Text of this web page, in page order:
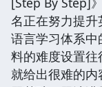
名正在努力提
语言学习体系
料的难度设置
就给出很难的